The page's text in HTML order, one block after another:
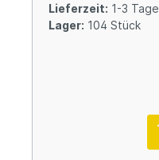
Lieferzeit: 1-3 Tage
Lager: 104 Stück